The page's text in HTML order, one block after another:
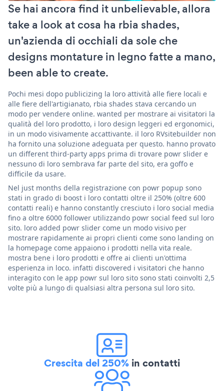
Se hai ancora find it unbelievable, allora
take a look at cosa ha rbia shades,
un'azienda di occhiali da sole che
designs montature in legno fatte a mano,
been able to create.
Pochi mesi dopo publicizing la loro attività alle fiere locali e
alle fiere dell'artigianato, rbia shades stava cercando un
modo per vendere online. wanted per mostrare ai visitatori la
qualità del loro prodotto, i loro design leggeri ed ergonomici,
in un modo visivamente accattivante. il loro RVsitebuilder non
ha fornito una soluzione adeguata per questo. hanno provato
un different third-party apps prima di trovare powr slider e
nessuno di loro sembrava far parte del sito, era goffo e
difficile da usare.
Nel just months della registrazione con powr popup sono
stati in grado di boost i loro contatti oltre il 250% (oltre 600
contatti reali) e hanno constantly cresciuto i loro social media
fino a oltre 6000 follower utilizzando powr social feed sul loro
sito. loro added powr slider come un modo visivo per
mostrare rapidamente ai propri clienti come sono landing on
la homepage come appaiono i prodotti nella vita reale.
mostra bene i loro prodotti e offre ai clienti un'ottima
esperienza in loco. infatti discovered i visitatori che hanno
interagito con le app powr sul loro sito sono stati coinvolti 2,5
volte più a lungo di qualsiasi altra persona sul loro sito.
Crescita del 250% in contatti